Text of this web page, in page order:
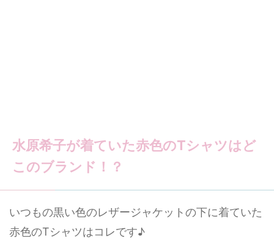
水原希子が着ていた赤色のTシャツはど
このブランド！？
いつもの黒い色のレザージャケットの下に着ていた
赤色のTシャツはコレです♪